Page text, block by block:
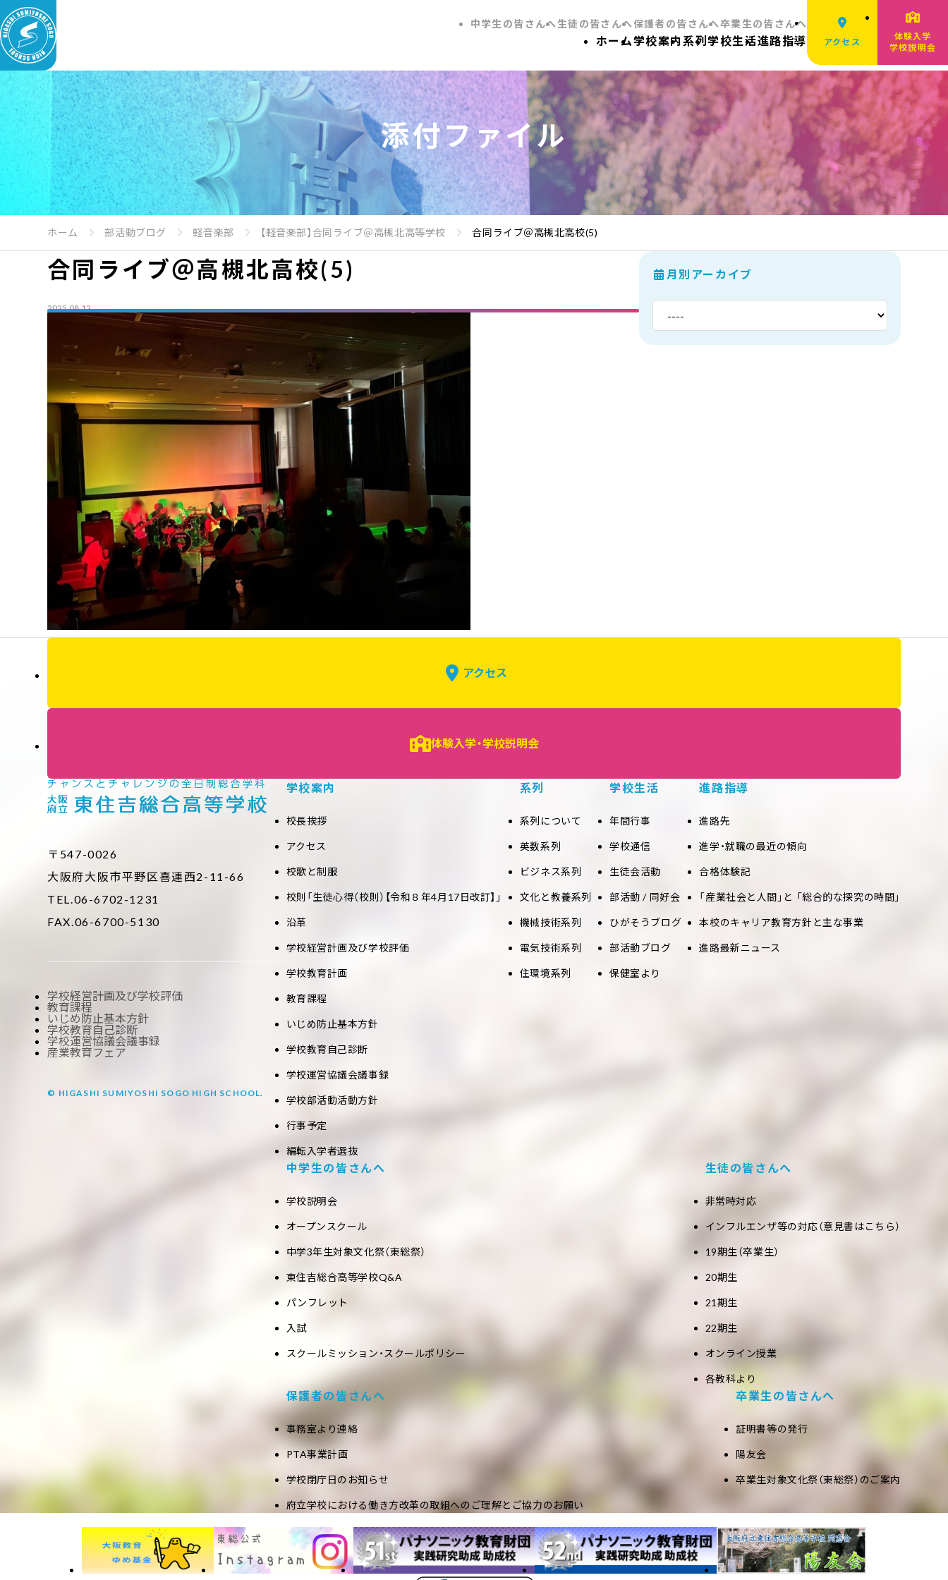
中学生の皆さんへ生徒の皆さんへ保護者の皆さんへ卒業生の皆さんへ
ホーム 学校案内 系列学校生活進路指導 アクセス
体験入学
学校説明会
添付ファイル
ホーム 部活動ブログ 軽音楽部 【軽音楽部】合同ライブ＠高槻北高等学校 合同ライブ＠高槻北高校(5)
合同ライブ＠高槻北高校(5)
2025.08.12
月別アーカイブ
アクセス
体験入学・学校説明会
学校案内
校長挨拶
アクセス
校歌と制服
校則「生徒心得（校則）【令和８年4月17日改訂】」
沿革
学校経営計画及び学校評価
学校教育計画
教育課程
いじめ防止基本方針
学校教育自己診断
学校運営協議会議事録
学校部活動活動方針
行事予定
編転入学者選抜
系列
系列について
英数系列
ビジネス系列
文化と教養系列
機械技術系列
電気技術系列
住環境系列
学校生活
年間行事
学校通信
生徒会活動
部活動 / 同好会
ひがそうブログ
部活動ブログ
保健室より
進路指導
進路先
進学・就職の最近の傾向
合格体験記
「産業社会と人間」と 「総合的な探究の時間」
本校のキャリア教育方針と主な事業
進路最新ニュース
中学生の皆さんへ
学校説明会
オープンスクール
中学3年生対象文化祭（東総祭）
東住吉総合高等学校Q&A
パンフレット
入試
スクールミッション・スクールポリシー
生徒の皆さんへ
非常時対応
インフルエンザ等の対応（意見書はこちら）
19期生（卒業生）
20期生
21期生
22期生
オンライン授業
各教科より
保護者の皆さんへ
事務室より連絡
PTA事業計画
学校閉庁日のお知らせ
府立学校における働き方改革の取組へのご理解とご協力のお願い
卒業生の皆さんへ
証明書等の発行
陽友会
卒業生対象文化祭（東総祭）のご案内
〒547-0026
大阪府大阪市平野区喜連西2-11-66
TEL.06-6702-1231
FAX.06-6700-5130
学校経営計画及び学校評価
教育課程
いじめ防止基本方針
学校教育自己診断
学校運営協議会議事録
産業教育フェア
© HIGASHI SUMIYOSHI SOGO HIGH SCHOOL.